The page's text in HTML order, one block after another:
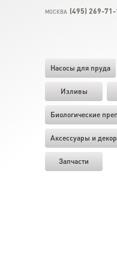
МОСКВА (495) 269-
Насосы для пруда
Изливы
Биологические
Аксессуары и декор
Запчасти